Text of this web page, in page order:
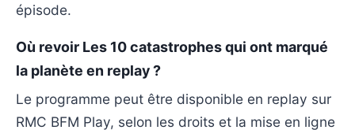
épisode.
Où revoir Les 10 catastrophes qui ont marqué
la planète en replay ?
Le programme peut être disponible en replay sur
RMC BFM Play, selon les droits et la mise en ligne